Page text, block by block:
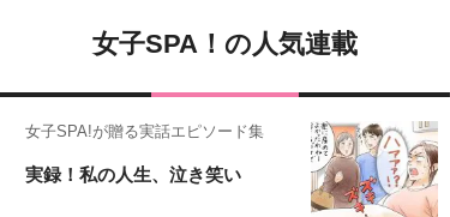
女子SPA！の人気連載
女子SPA!が贈る実話エピソード集
実録！私の人生、泣き笑い